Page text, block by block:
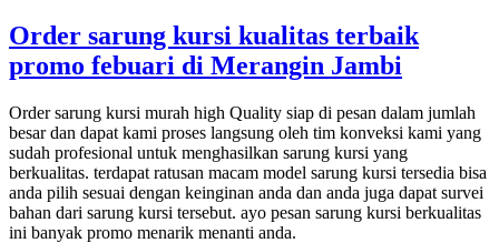
Order sarung kursi kualitas terbaik
promo febuari di Merangin Jambi
Order sarung kursi murah high Quality siap di pesan dalam jumlah
besar dan dapat kami proses langsung oleh tim konveksi kami yang
sudah profesional untuk menghasilkan sarung kursi yang
berkualitas. terdapat ratusan macam model sarung kursi tersedia bisa
anda pilih sesuai dengan keinginan anda dan anda juga dapat survei
bahan dari sarung kursi tersebut. ayo pesan sarung kursi berkualitas
ini banyak promo menarik menanti anda.